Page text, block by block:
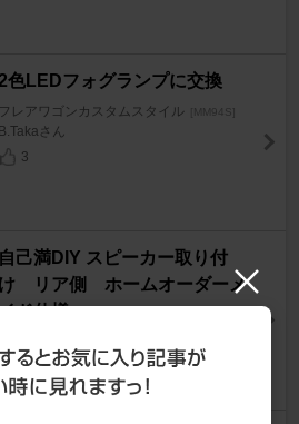
色LEDフォグランプに交換
フレアワゴンカスタムスタイル [MM94S]
B.Takaさん
3
自己満DIY スピーカー取り付
け リア側 ホームオーダーメ
ド仕様
レアワゴンカスタムスタイル
カスタムＹＹさん
5